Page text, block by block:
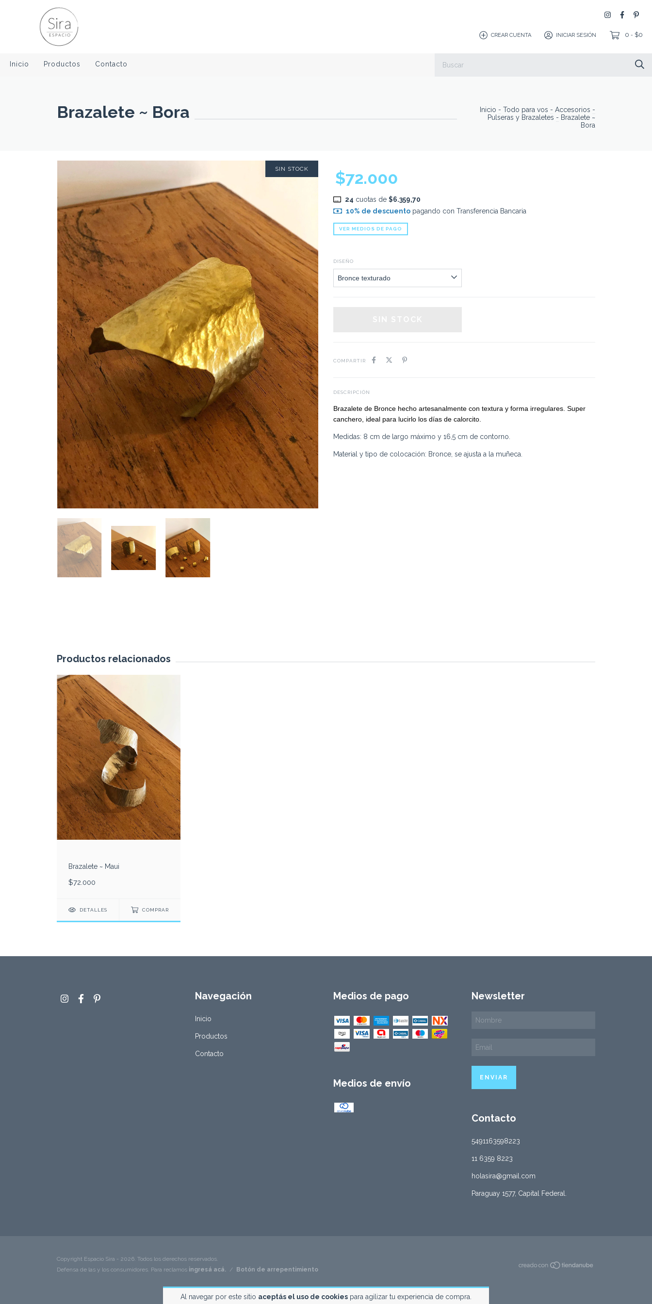
CREAR CUENTA INICIAR SESIÓN 0 - $0
Inicio Productos Contacto
Al navegar por este sitio aceptás el uso de cookies para agilizar tu experiencia de compra.
Brazalete ~ Bora Inicio - Todo para vos - Accesorios -
Pulseras y Brazaletes - Brazalete ~
Bora
SIN STOCK $72.000
24 cuotas de $6.359,70
10% de descuentopagando con Transferencia Bancaria
VER MEDIOS DE PAGO
DISEÑO
COMPARTIR
DESCRIPCIÓN
Brazalete de Bronce hecho artesanalmente con textura y forma irregulares. Super
canchero, ideal para lucirlo los días de calorcito.
Medidas: 8 cm de largo máximo y 16,5 cm de contorno.
Material y tipo de colocación: Bronce, se ajusta a la muñeca.
Productos relacionados
Brazalete ~ Maui
$72.000
DETALLES COMPRAR
Navegación
Inicio
Productos
Contacto
Medios de pago
Medios de envío
Newsletter
Contacto
5491163598223
11 6359 8223
holasira@gmail.com
Paraguay 1577, Capital Federal.
Copyright Espacio Sira - 2026. Todos los derechos reservados.
Defensa de las y los consumidores. Para reclamos ingresá acá. / Botón de arrepentimiento